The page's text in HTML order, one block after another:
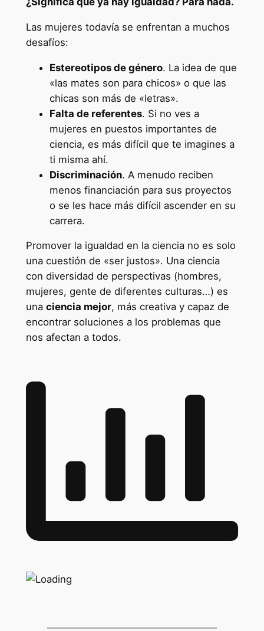
Las mujeres todavía se enfrentan a muchos
desafíos:
Estereotipos de género. La idea de que
«las mates son para chicos» o que las
chicas son más de «letras».
Falta de referentes. Si no ves a
mujeres en puestos importantes de
ciencia, es más difícil que te imagines a
ti misma ahí.
Discriminación. A menudo reciben
menos financiación para sus proyectos
o se les hace más difícil ascender en su
carrera.
Promover la igualdad en la ciencia no es solo
una cuestión de «ser justos». Una ciencia
con diversidad de perspectivas (hombres,
mujeres, gente de diferentes culturas…) es
una ciencia mejor, más creativa y capaz de
encontrar soluciones a los problemas que
nos afectan a todos.